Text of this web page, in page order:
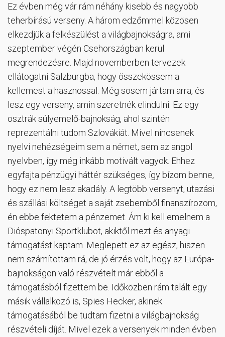
Ez évben még vár rám néhány kisebb és nagyobb
teherbírású verseny. A három edzőmmel közösen
elkezdjük a felkészülést a világbajnokságra, ami
szeptember végén Csehországban kerül
megrendezésre. Majd novemberben tervezek
ellátogatni Salzburgba, hogy összekössem a
kellemest a hasznossal. Még sosem jártam arra, és
lesz egy verseny, amin szeretnék elindulni. Ez egy
osztrák súlyemelő-bajnokság, ahol szintén
reprezentálni tudom Szlovákiát. Mivel nincsenek
nyelvi nehézségeim sem a német, sem az angol
nyelvben, így még inkább motivált vagyok. Ehhez
egyfajta pénzügyi háttér szükséges, így bízom benne,
hogy ez nem lesz akadály. A legtöbb versenyt, utazási
és szállási költséget a saját zsebemből finanszírozom,
én ebbe fektetem a pénzemet. Ám ki kell emelnem a
Dióspatonyi Sportklubot, akiktől mezt és anyagi
támogatást kaptam. Meglepett ez az egész, hiszen
nem számítottam rá, de jó érzés volt, hogy az Európa-
bajnokságon való részvételt már ebből a
támogatásból fizettem be. Időközben rám talált egy
másik vállalkozó is, Spies Hecker, akinek
támogatásából be tudtam fizetni a világbajnokság
részvételi díját. Mivel ezek a versenyek minden évben